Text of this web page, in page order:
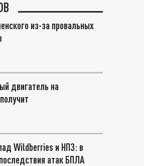
из-за провальных
двигатель на
Wildberries и НПЗ: в
атак БПЛА